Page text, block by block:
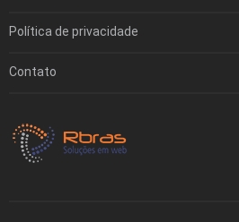
Política de privacidade
Contato